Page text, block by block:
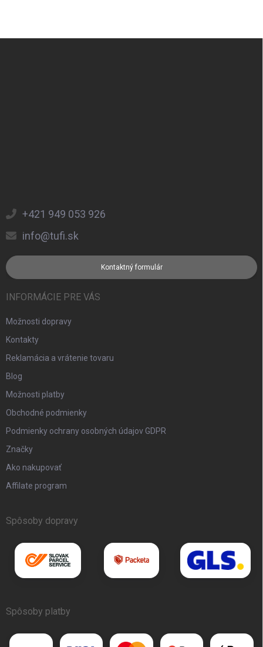
+421 949 053 926
info@tufi.sk
Kontaktný formulár
INFORMÁCIE PRE VÁS
Možnosti dopravy
Kontakty
Reklamácia a vrátenie tovaru
Blog
Možnosti platby
Obchodné podmienky
Podmienky ochrany osobných údajov GDPR
Značky
Ako nakupovať
Affilate program
Spôsoby dopravy
Spôsoby platby